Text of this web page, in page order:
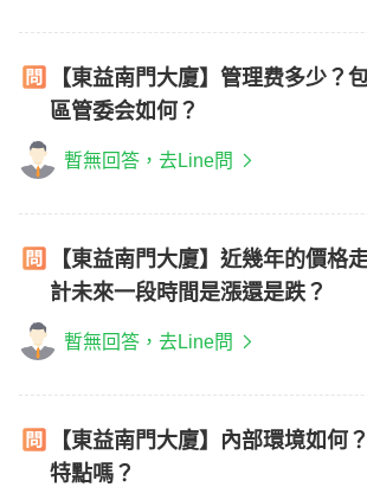
【東益南門大廈】管理费多少？
區管委会如何？
暫無回答，去Line問
【東益南門大廈】近幾年的價格
計未來一段時間是漲還是跌？
暫無回答，去Line問
【東益南門大廈】內部環境如何
特點嗎？